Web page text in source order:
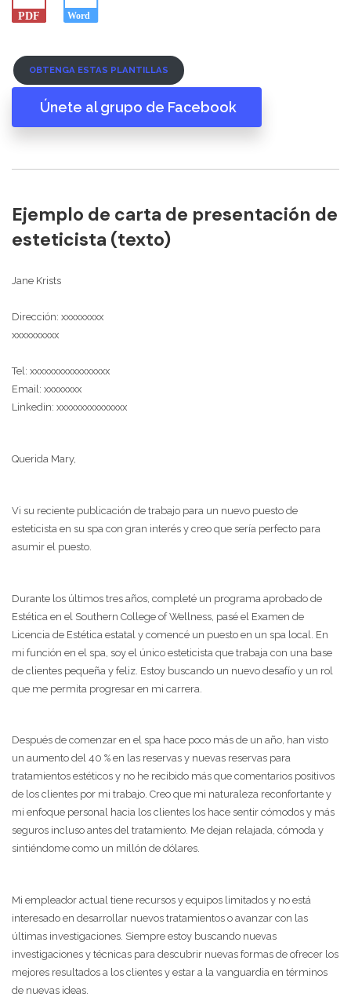
OBTENGA ESTAS PLANTILLAS
Únete al grupo de Facebook
Ejemplo de carta de presentación de
esteticista (texto)
Jane Krists
Dirección: xxxxxxxxx
xxxxxxxxxx
Tel: xxxxxxxxxxxxxxxxx
Email: xxxxxxxx
Linkedin: xxxxxxxxxxxxxxx
Querida Mary,
Vi su reciente publicación de trabajo para un nuevo puesto de
esteticista en su spa con gran interés y creo que sería perfecto para
asumir el puesto.
Durante los últimos tres años, completé un programa aprobado de
Estética en el Southern College of Wellness, pasé el Examen de
Licencia de Estética estatal y comencé un puesto en un spa local. En
mi función en el spa, soy el único esteticista que trabaja con una base
de clientes pequeña y feliz. Estoy buscando un nuevo desafío y un rol
que me permita progresar en mi carrera.
Después de comenzar en el spa hace poco más de un año, han visto
un aumento del 40 % en las reservas y nuevas reservas para
tratamientos estéticos y no he recibido más que comentarios positivos
de los clientes por mi trabajo. Creo que mi naturaleza reconfortante y
mi enfoque personal hacia los clientes los hace sentir cómodos y más
seguros incluso antes del tratamiento. Me dejan relajada, cómoda y
sintiéndome como un millón de dólares.
Mi empleador actual tiene recursos y equipos limitados y no está
interesado en desarrollar nuevos tratamientos o avanzar con las
últimas investigaciones. Siempre estoy buscando nuevas
investigaciones y técnicas para descubrir nuevas formas de ofrecer los
mejores resultados a los clientes y estar a la vanguardia en términos
de nuevas ideas.